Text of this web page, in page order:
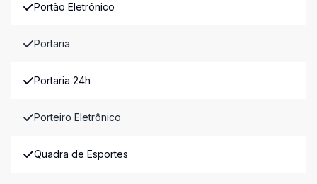
Portão Eletrônico
Portaria
Portaria 24h
Porteiro Eletrônico
Quadra de Esportes